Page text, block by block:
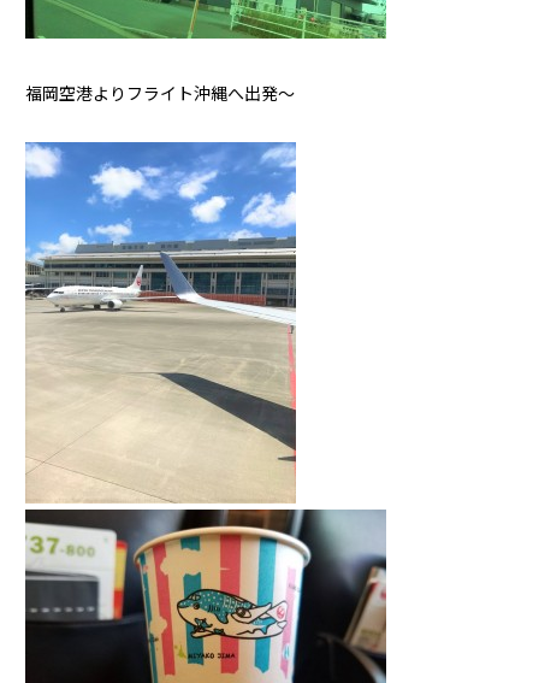
福岡空港よりフライト沖縄へ出発～